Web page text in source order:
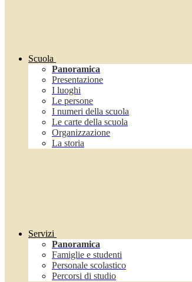
Scuola
Panoramica
Presentazione
I luoghi
Le persone
I numeri della scuola
Le carte della scuola
Organizzazione
La storia
Servizi
Panoramica
Famiglie e studenti
Personale scolastico
Percorsi di studio